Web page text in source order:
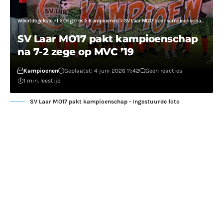
Weertdegekste.nl>Onger os>Kampioenen>SV Laar MO17 pakt kampioenschap na 7-2 zege op MVC ’19
SV Laar MO17 pakt kampioenschap
na 7-2 zege op MVC ’19
Kampioenen Geplaatst: 4 juni 2026 11:42
Geen reacties
1 min. leestijd
SV Laar MO17 pakt kampioenschap - Ingestuurde foto